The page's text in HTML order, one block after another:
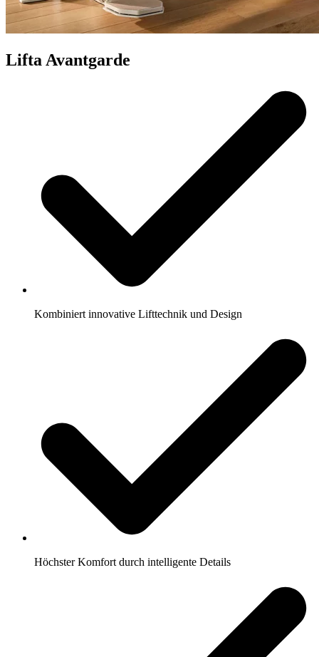
Lifta Avantgarde
Kombiniert innovative Lifttechnik und Design
Höchster Komfort durch intelligente Details